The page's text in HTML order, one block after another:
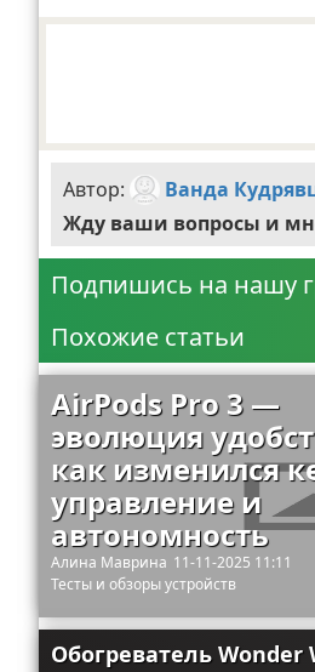
Автор: Ванда
Жду ваши вопросы и
Подпишись на нашу
Похожие статьи
AirPods Pro 3 —
эволюция
как изменился
управление и
автономность
Алина Маврина 11-11-2025 11:11
Тесты и обзоры устройств
Обогреватель Wonder